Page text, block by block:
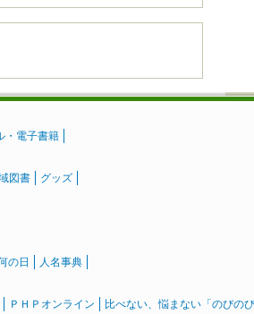
・電子書籍
図書 グッズ
の日 人名事典
ＰＨＰオンライン 比べない、悩まない「のびの